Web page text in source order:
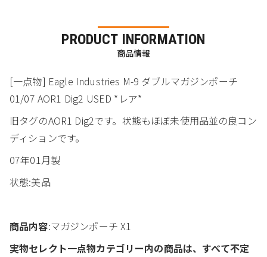
PRODUCT INFORMATION
商品情報
[一点物] Eagle Industries M-9 ダブルマガジンポーチ
01/07 AOR1 Dig2 USED *レア*
旧タグのAOR1 Dig2です。状態もほぼ未使用品並の良コン
ディションです。
07年01月製
状態:美品
商品内容:マガジンポーチ X1
実物セレクト一点物カテゴリー内の商品は、すべて不定